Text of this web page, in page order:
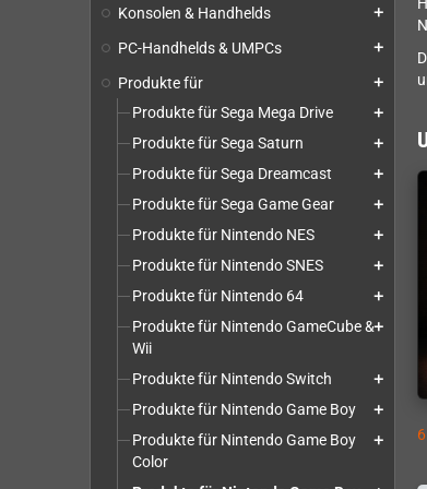
Konsolen & Handhelds add
PC-Handhelds & UMPCs add
Produkte für add
Produkte für Sega Mega Drive add
Produkte für Sega Saturn add
Produkte für Sega Dreamcast add
Produkte für Sega Game Gear add
Produkte für Nintendo NES add
Produkte für Nintendo SNES add
Produkte für Nintendo 64 add
Produkte für Nintendo GameCube &
Wii
add
Produkte für Nintendo Switch add
Produkte für Nintendo Game Boy add
Produkte für Nintendo Game Boy
Color
add